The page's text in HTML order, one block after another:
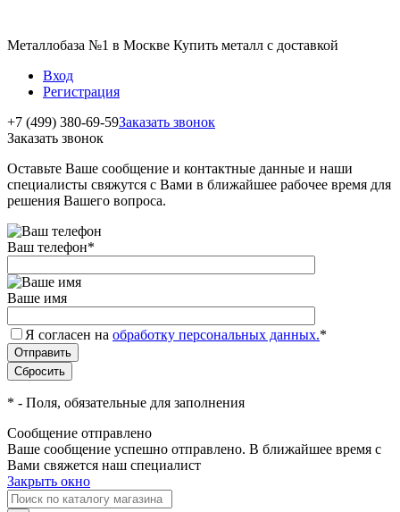
Металлобаза №1 в Москве Купить металл с доставкой
Вход
Регистрация
+7 (499) 380-69-59Заказать звонок
Заказать звонок
Оставьте Ваше сообщение и контактные данные и наши
специалисты свяжутся с Вами в ближайшее рабочее время для
решения Вашего вопроса.
Ваш телефон*
Ваше имя
Я согласен на обработку персональных данных.*
* - Поля, обязательные для заполнения
Сообщение отправлено
Ваше сообщение успешно отправлено. В ближайшее время с
Вами свяжется наш специалист
Закрыть окно